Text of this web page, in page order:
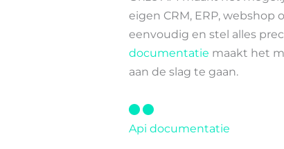
eigen CRM, ERP,
eenvoudig en stel alles
documentatie maakt het
aan de slag te gaan.
Api documentatie